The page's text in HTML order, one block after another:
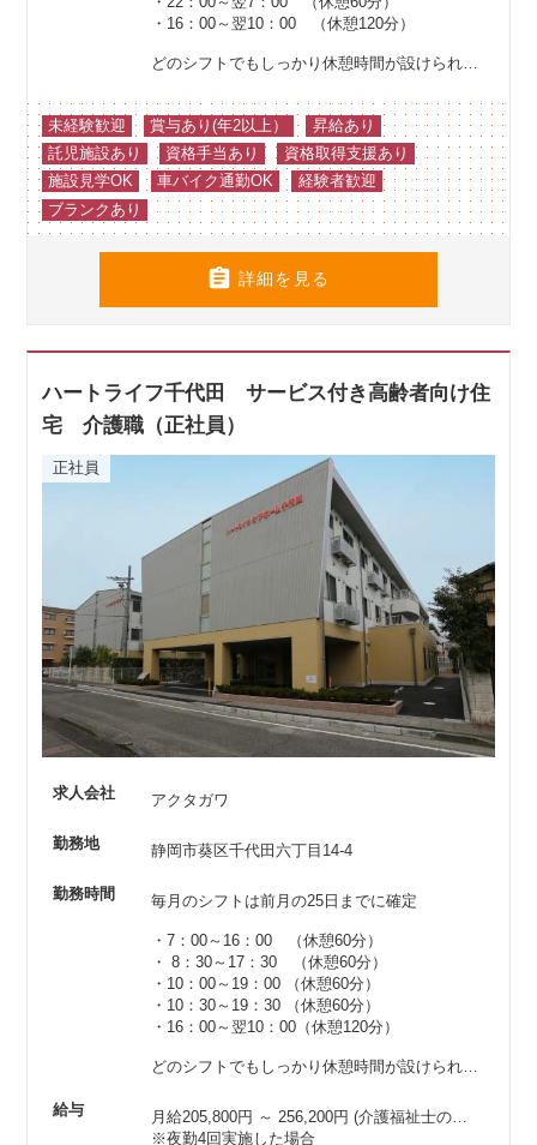
・16：00～翌10：00 （休憩120分）
どのシフトでもしっかり休憩時間が設けられているので、リフレッシュもバッチリ！
未経験歓迎 賞与あり(年2以上）
昇給あり
託児施設あり
資格手当あり
資格取得支援あり
施設見学OK
車バイク通勤OK
経験者歓迎
ブランクあり
 詳細を見る
ハートライフ千代田 サービス付き高齢者向け住
宅 介護職（正社員）
正社員
求人会社 アクタガワ
勤務地 静岡市葵区千代田六丁目14-4
勤務時間 毎月のシフトは前月の25日までに確定
・7：00～16：00 （休憩60分）
・ 8：30～17：30 （休憩60分）
・10：00～19：00 （休憩60分）
・10：30～19：30 （休憩60分）
・16：00～翌10：00（休憩120分）
どのシフトでもしっかり休憩時間が設けられているので、リフレッシュもバッチリ！
給与 月給205,800円 ～ 256,200円(介護福祉士の場合は214,800円以上)
※夜勤4回実施した場合